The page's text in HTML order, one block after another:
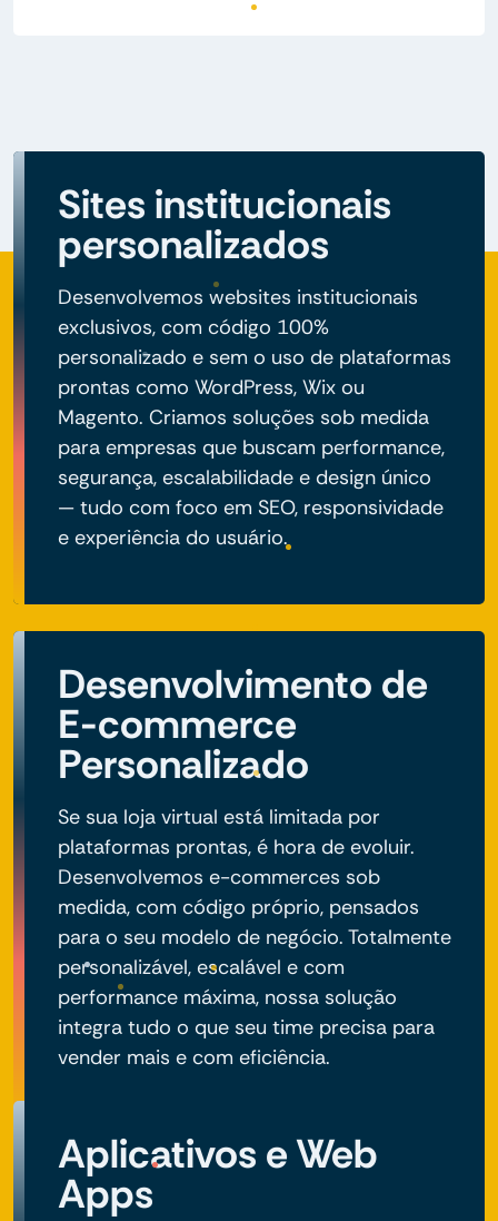
Sites institucionais
personalizados
Desenvolvemos websites institucionais
exclusivos, com código 100%
personalizado e sem o uso de plataformas
prontas como WordPress, Wix ou
Magento. Criamos soluções sob medida
para empresas que buscam performance,
segurança, escalabilidade e design único
— tudo com foco em SEO, responsividade
e experiência do usuário.
Desenvolvimento de
E-commerce
Personalizado
Se sua loja virtual está limitada por
plataformas prontas, é hora de evoluir.
Desenvolvemos e-commerces sob
medida, com código próprio, pensados
para o seu modelo de negócio. Totalmente
personalizável, escalável e com
performance máxima, nossa solução
integra tudo o que seu time precisa para
vender mais e com eficiência.
Aplicativos e Web
Apps